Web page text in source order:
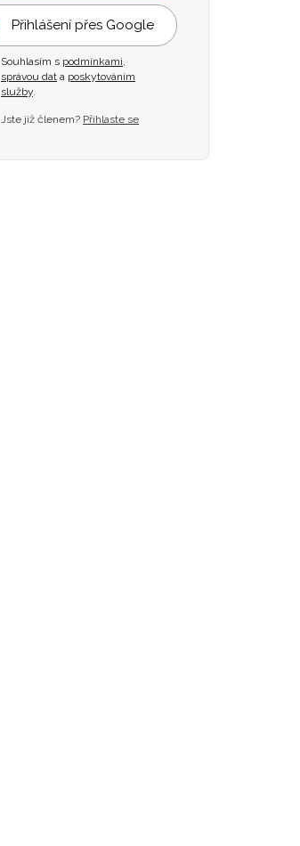
Přihlášení přes Google
Souhlasím s podmínkami,
správou dat a poskytováním
služby.
Jste již členem? Přihlaste se